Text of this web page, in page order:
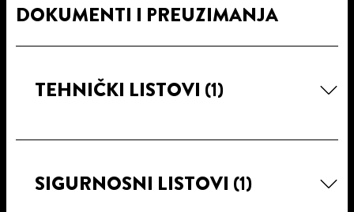
DOKUMENTI I PREUZIMANJA
TEHNIČKI LISTOVI (1)
SIGURNOSNI LISTOVI (1)